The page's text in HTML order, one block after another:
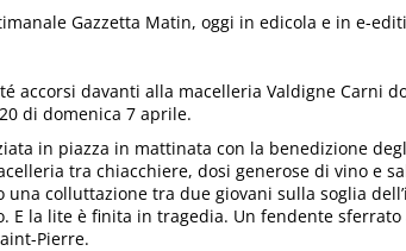
Gazzetta Matin, oggi in edicola e in e-
accorsi davanti alla macelleria Valdigne Carni
di domenica 7 aprile.
in piazza in mattinata con la benedizione
tra chiacchiere, dosi generose di vino e
una colluttazione tra due giovani sulla soglia
E la lite è finita in tragedia. Un fendente sferrato
Pierre.